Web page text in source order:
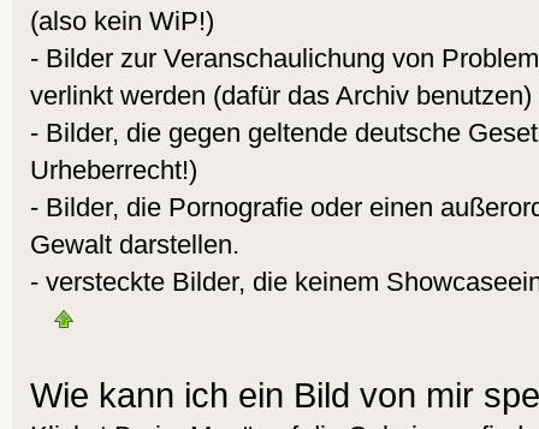
(also kein WiP!)
- Bilder zur Veranschaulichung von
verlinkt werden (dafür das Archiv benutzen)
- Bilder, die gegen geltende deutsche
Urheberrecht!)
- Bilder, die Pornografie oder einen
Gewalt darstellen.
- versteckte Bilder, die keinem
Wie kann ich ein Bild von mir